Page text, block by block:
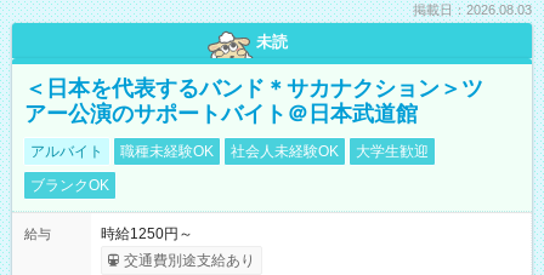
掲載日：2026.08.03
未読
＜日本を代表するバンド＊サカナクション＞ツ
アー公演のサポートバイト＠日本武道館
アルバイト 職種未経験OK 社会人未経験OK
大学生歓迎
ブランクOK
給与
時給1250円～
交通費別途支給あり